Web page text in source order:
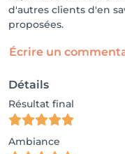
d'autres clients d'en
proposées.
Écrire un
Détails
Résultat final
Ambiance